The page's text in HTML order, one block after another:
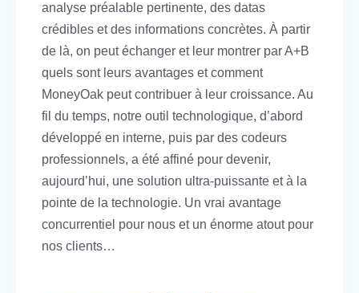
analyse préalable pertinente, des datas
crédibles et des informations concrètes. À partir
de là, on peut échanger et leur montrer par A+B
quels sont leurs avantages et comment
MoneyOak peut contribuer à leur croissance. Au
fil du temps, notre outil technologique, d’abord
développé en interne, puis par des codeurs
professionnels, a été affiné pour devenir,
aujourd’hui, une solution ultra-puissante et à la
pointe de la technologie. Un vrai avantage
concurrentiel pour nous et un énorme atout pour
nos clients…